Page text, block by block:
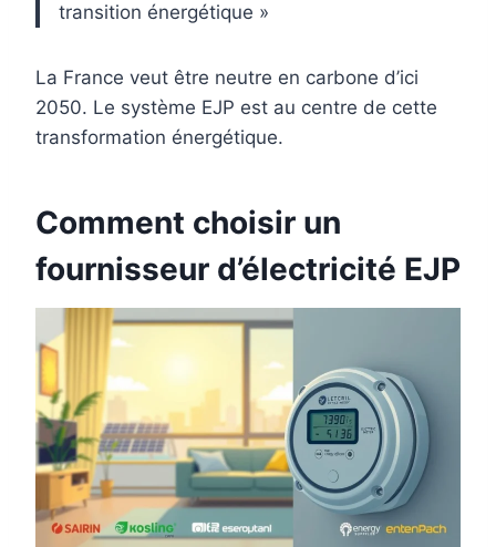
transition énergétique »
La France veut être neutre en carbone d’ici
2050. Le système EJP est au centre de cette
transformation énergétique.
Comment choisir un
fournisseur d’électricité EJP